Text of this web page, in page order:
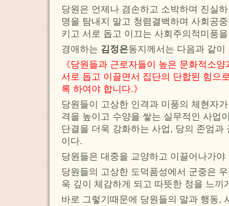
당원은 언제나 겸손하고 소박하며 진실
명을 탐내지 말고 청렴결백하며 사회공
키고 서로 돕고 이끄는 사회주의적미풍
경애하는 김정은동지께서는 다음과 같이
《당원들과 근로자들이 높은 문화적소
서로 돕고 이끌면서 집단의 단합된 힘으
록 하여야 합니다.》
당원들이 고상한 인격과 미풍의 체현자
격을 높이고 수양을 쌓는 실무적인 사업
단결을 더욱 강화하는 사업, 당의 존엄과
이다.
당원들은 대중을 교양하고 이끌어나가
당원들의 고상한 도덕품성에서 군중은
욱 깊이 체감하게 되고 따뜻한 정을 느끼
바로 그렇기때문에 당원들의 말과 행동,